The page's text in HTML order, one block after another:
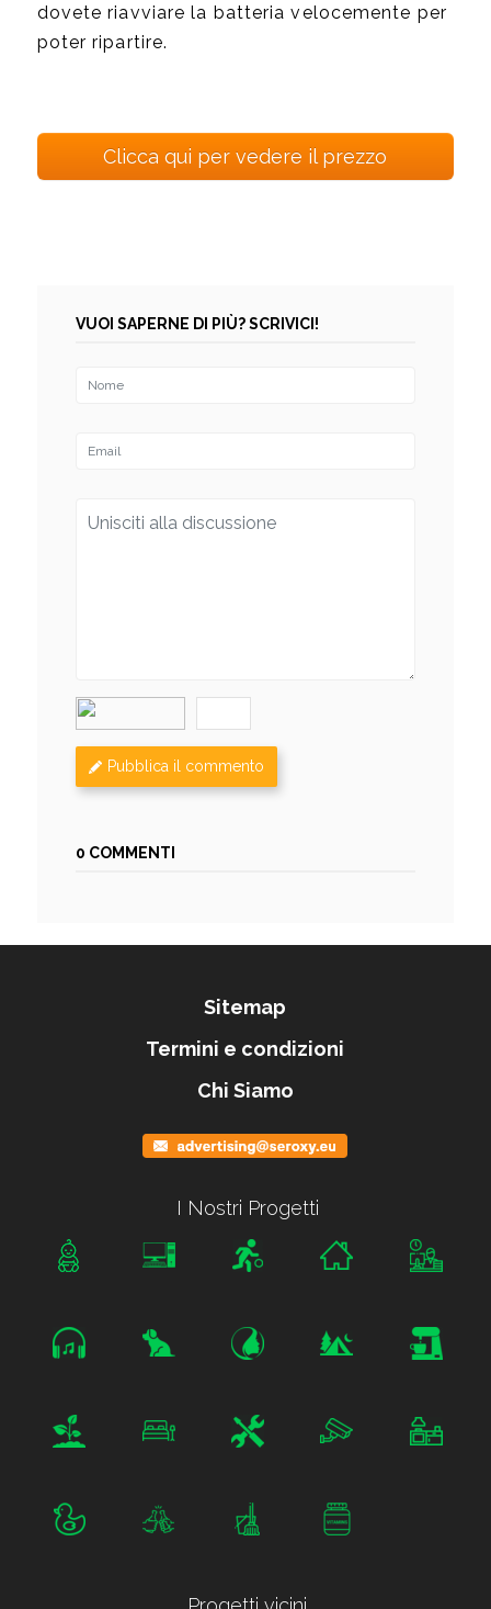
dovete riavviare la batteria velocemente per
poter ripartire.
Clicca qui per vedere il prezzo
VUOI SAPERNE DI PIÙ? SCRIVICI!
Pubblica il commento
0 COMMENTI
Sitemap
Termini e condizioni
Chi Siamo
I Nostri Progetti